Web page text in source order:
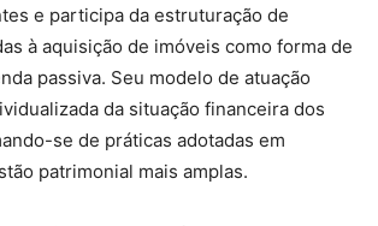
e participa da estruturação de
à aquisição de imóveis como forma de
passiva. Seu modelo de atuação
da situação financeira dos
se de práticas adotadas em
patrimonial mais amplas.